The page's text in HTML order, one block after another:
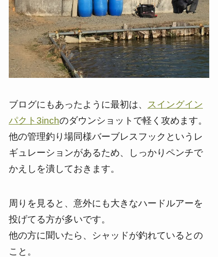
ブログにもあったように最初は、
スイングイン
パクト3inchのダウンショットで軽く攻めます。
他の管理釣り場同様バーブレスフックというレ
ギュレーションがあるため、しっかりペンチで
かえしを潰しておきます。
周りを見ると、意外にも大きなハードルアーを
投げてる方が多いです。
他の方に聞いたら、シャッドが釣れているとの
こと。